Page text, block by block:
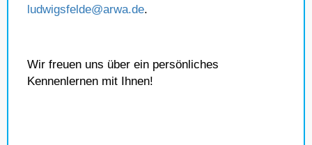
ludwigsfelde@arwa.de.
Wir freuen uns über ein persönliches
Kennenlernen mit Ihnen!